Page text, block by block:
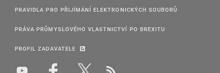
PRAVIDLA PRO PŘIJÍMÁNÍ ELEKTRONICKÝCH SOUBORŮ
PRÁVA PRŮMYSLOVÉHO VLASTNICTVÍ PO BREXITU
PROFIL ZADAVATELE